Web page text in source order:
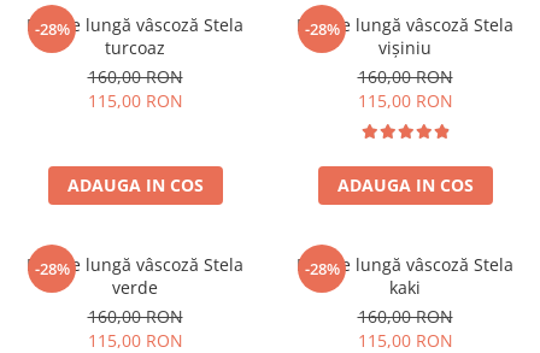
sacouri
compleuri
esarfe
mărimi mari
ie baieti
rochii
Fuste
Bluze
-28%
Rochie lungă vâscoză Stela
turcoaz
160,00 RON
115,00 RON
ADAUGA IN COS
-28%
Rochie lungă vâscoză Stela
vișiniu
160,00 RON
115,00 RON
ADAUGA IN COS
-28%
Rochie lungă vâscoză Stela
verde
160,00 RON
115,00 RON
-28%
Rochie lungă vâscoză Stela
kaki
160,00 RON
115,00 RON